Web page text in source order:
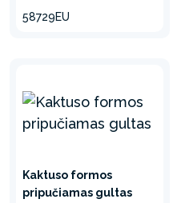
58729EU
Kaktuso formos
pripučiamas gultas